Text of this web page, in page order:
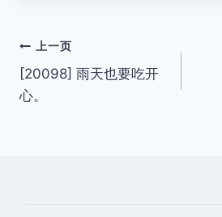
文
章
上一页
[20098] 雨天也要吃开
心。